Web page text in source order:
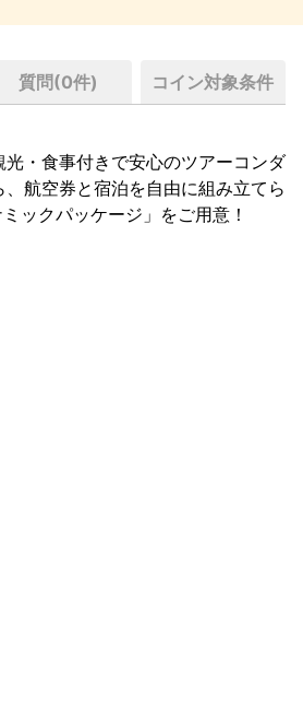
質問(0件) コイン対象条件
光・食事付きで安心のツアーコンダ
航空券と宿泊を自由に組み立てら
ックパッケージ」をご用意！